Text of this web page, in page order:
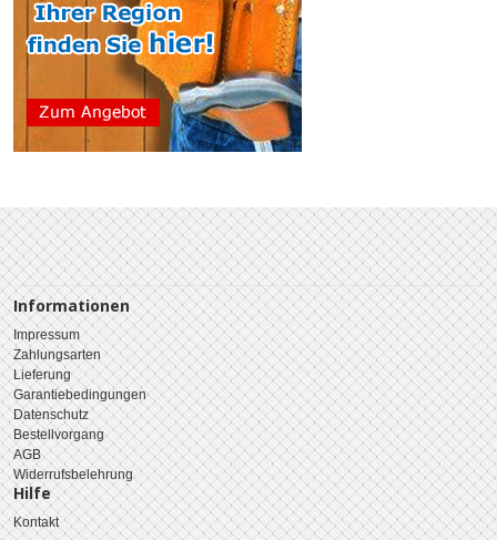
Informationen
Impressum
Zahlungsarten
Lieferung
Garantiebedingungen
Datenschutz
Bestellvorgang
AGB
Widerrufsbelehrung
Hilfe
Kontakt